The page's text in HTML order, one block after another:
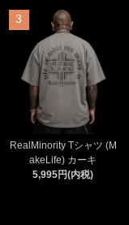
3
RealMinority Tシャツ (M
akeLife) カーキ
5,995円(内税)